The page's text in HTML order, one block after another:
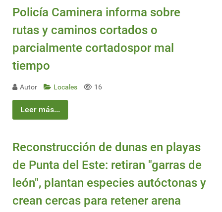
Policía Caminera informa sobre
rutas y caminos cortados o
parcialmente cortadospor mal
tiempo
Autor Locales 16
Leer más...
Reconstrucción de dunas en playas
de Punta del Este: retiran "garras de
león", plantan especies autóctonas y
crean cercas para retener arena